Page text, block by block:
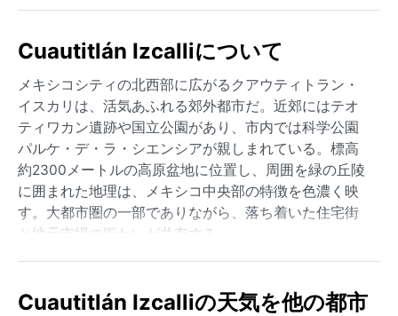
Cuautitlán Izcalliについて
メキシコシティの北西部に広がるクアウティトラン・
イスカリは、活気あふれる郊外都市だ。近郊にはテオ
ティワカン遺跡や国立公園があり、市内では科学公園
パルケ・デ・ラ・シエンシアが親しまれている。標高
約2300メートルの高原盆地に位置し、周囲を緑の丘陵
に囲まれた地理は、メキシコ中央部の特徴を色濃く映
す。大都市圏の一部でありながら、落ち着いた住宅街
と地元市場の賑わいが共存する。
気候はケッペンのCwb、亜熱帯高地気候に分類され
度。日中の気温は22～25度ほどだが、夕方には急激に
Cuautitlán Izcalliの天気を他の都市